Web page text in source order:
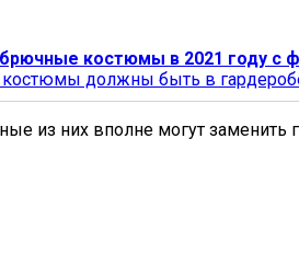
костюмы в 2021 году с
должны быть в
из них вполне могут заменить